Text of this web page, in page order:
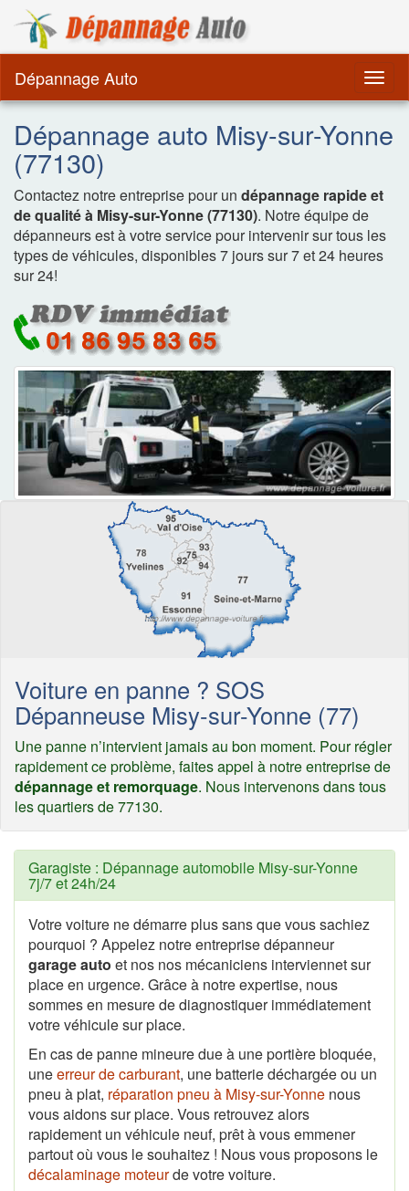
Dépannage Auto
Dépannage auto Misy-sur-Yonne
(77130)
Contactez notre entreprise pour un dépannage rapide et
de qualité à Misy-sur-Yonne (77130). Notre équipe de
dépanneurs est à votre service pour intervenir sur tous les
types de véhicules, disponibles 7 jours sur 7 et 24 heures
sur 24!
Voiture en panne ? SOS
Dépanneuse Misy-sur-Yonne (77)
Une panne n’intervient jamais au bon moment. Pour régler
rapidement ce problème, faites appel à notre entreprise de
dépannage et remorquage. Nous intervenons dans tous
les quartiers de 77130.
Garagiste : Dépannage automobile Misy-sur-Yonne
7j/7 et 24h/24
Votre voiture ne démarre plus sans que vous sachiez
pourquoi ? Appelez notre entreprise dépanneur
garage auto et nos nos mécaniciens interviennet sur
place en urgence. Grâce à notre expertise, nous
sommes en mesure de diagnostiquer immédiatement
votre véhicule sur place.
En cas de panne mineure due à une portière bloquée,
uneerreur de carburant, une batterie déchargée ou un
pneu à plat, réparation pneu à Misy-sur-Yonne nous
vous aidons sur place. Vous retrouvez alors
rapidement un véhicule neuf, prêt à vous emmener
partout où vous le souhaitez ! Nous vous proposons le
décalaminage moteurde votre voiture.